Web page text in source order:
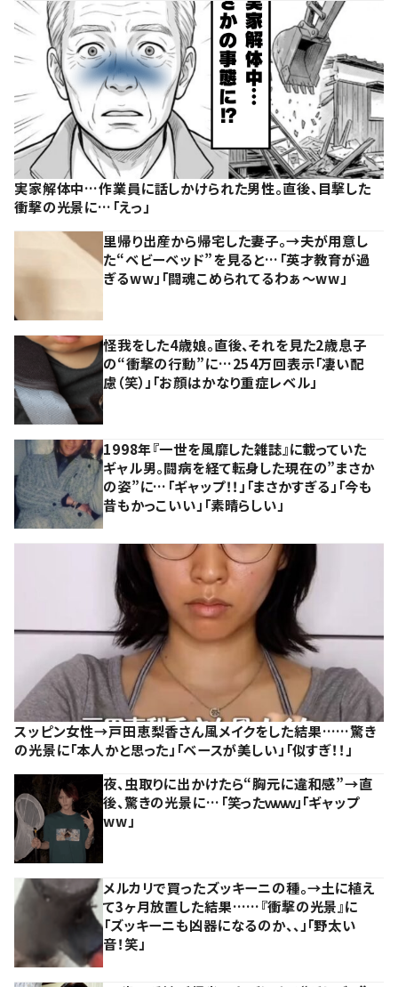
実家解体中…作業員に話しかけられた男性。直後、目撃した
衝撃の光景に…「えっ」
里帰り出産から帰宅した妻子。→夫が用意し
た“ベビーベッド”を見ると…「英才教育が過
ぎるww」「闘魂こめられてるわぁ～ww」
怪我をした4歳娘。直後、それを見た2歳息子
の“衝撃の行動”に…254万回表示「凄い配
慮（笑）」「お顔はかなり重症レベル」
1998年『一世を風靡した雑誌』に載っていた
ギャル男。闘病を経て転身した現在の”まさか
の姿”に…「ギャップ！！」「まさかすぎる」「今も
昔もかっこいい」「素晴らしい」
スッピン女性→戸田恵梨香さん風メイクをした結果……驚き
の光景に「本人かと思った」「ベースが美しい」「似すぎ！！」
夜、虫取りに出かけたら“胸元に違和感”→直
後、驚きの光景に…「笑ったｗｗｗ」「ギャップ
ww」
メルカリで買ったズッキーニの種。→土に植え
て3ヶ月放置した結果……『衝撃の光景』に
「ズッキーニも凶器になるのか、、」「野太い
音！笑」